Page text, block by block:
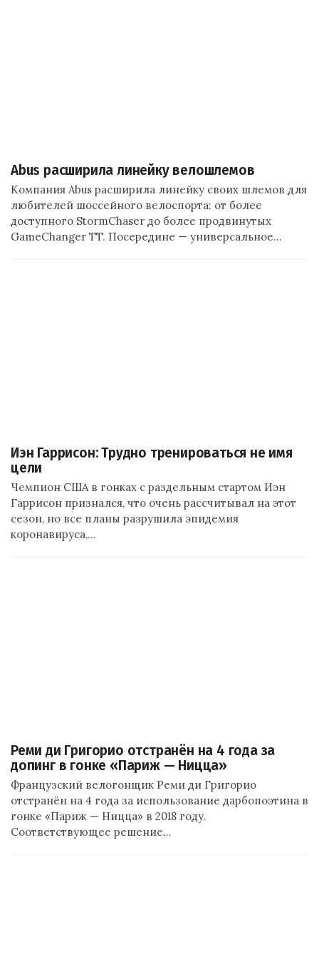
Abus расширила линейку велошлемов
Компания Abus расширила линейку своих шлемов для
любителей шоссейного велоспорта: от более
доступного StormChaser до более продвинутых
GameChanger TT. Посередине — универсальное…
Иэн Гаррисон: Трудно тренироваться не имя
цели
Чемпион США в гонках с раздельным стартом Иэн
Гаррисон признался, что очень рассчитывал на этот
сезон, но все планы разрушила эпидемия
коронавируса,…
Реми ди Григорио отстранён на 4 года за
допинг в гонке «Париж — Ницца»
Французский велогонщик Реми ди Григорио
отстранён на 4 года за использование дарбопоэтина в
гонке «Париж — Ницца» в 2018 году.
Соответствующее решение…